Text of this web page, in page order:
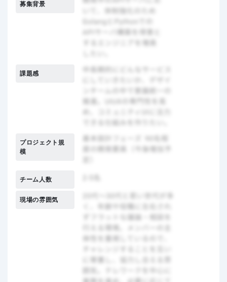
募集背景
課題感
プロジェクト規
模
チーム人数
現場の雰囲気